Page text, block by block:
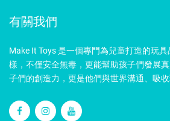
有關我們
Make It Toys 是一個專門為兒童打造的玩
樣，不僅安全無毒，更能幫助孩子們發展
子們的創造力，更是他們與世界溝通、吸收